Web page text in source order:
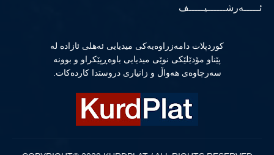
ئـــــەرشــــــیـــــف
كوردپلات دامەزراوەیەكی میدیایی ئەهلی ئازادە لە
پێناو مۆدێلێكی نوێی میدیایی باوەڕپێكراو و بوونە
سەرچاوەی هەواڵ و زانیاری دروستدا كاردەكات.